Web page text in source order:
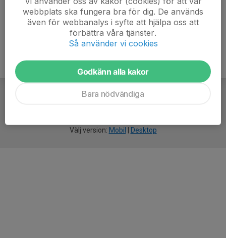
Välj version: Mobil Desktop
webbplats ska fungera bra för dig. De används
även för webbanalys i syfte att hjälpa oss att
förbättra våra tjänster.
Så använder vi cookies
Godkänn alla kakor
Bara nödvändiga